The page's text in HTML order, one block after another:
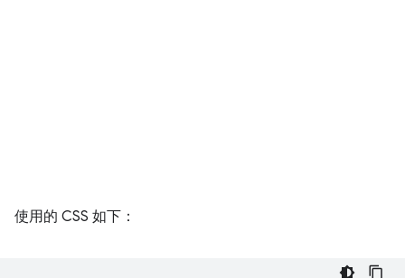
使用的 CSS 如下：